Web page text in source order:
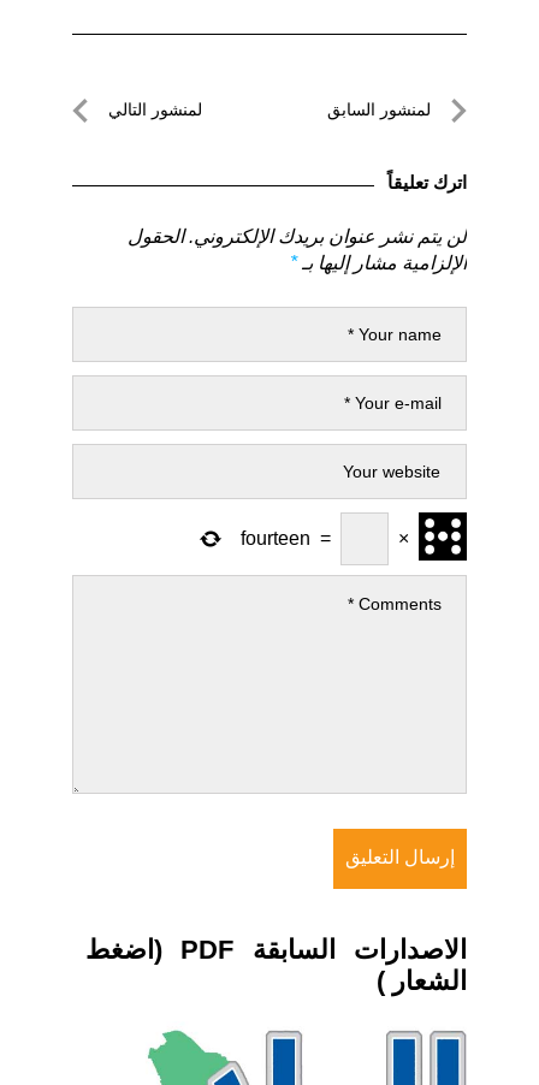
تصفّحلمنشور السابق
السابق
لمنشور التالي
اترك تعليقاً
لن يتم نشر عنوان بريدك الإلكتروني. الحقول
الإلزامية مشار إليها بـ*
×
=
fourteen
الاصدارات السابقة PDF (اضغط
الشعار )